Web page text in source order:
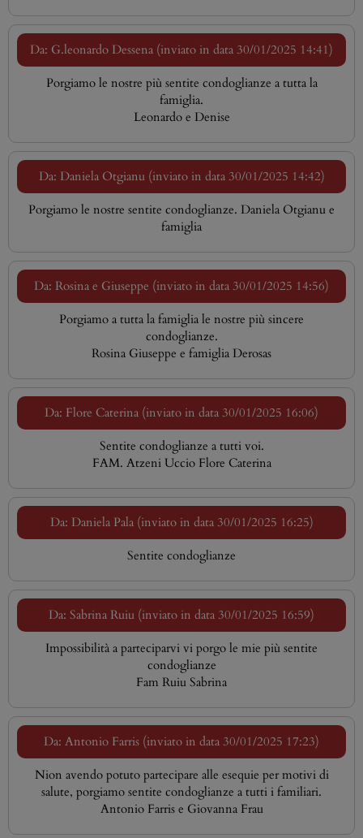
Da: G.leonardo Dessena (inviato in data 30/01/2025 14:41)
Porgiamo le nostre più sentite condoglianze a tutta la
famiglia.
Leonardo e Denise
Da: Daniela Otgianu (inviato in data 30/01/2025 14:42)
Porgiamo le nostre sentite condoglianze. Daniela Otgianu e
famiglia
Da: Rosina e Giuseppe (inviato in data 30/01/2025 14:56)
Porgiamo a tutta la famiglia le nostre più sincere
condoglianze.
Rosina Giuseppe e famiglia Derosas
Da: Flore Caterina (inviato in data 30/01/2025 16:06)
Sentite condoglianze a tutti voi.
FAM. Atzeni Uccio Flore Caterina
Da: Daniela Pala (inviato in data 30/01/2025 16:25)
Sentite condoglianze
Da: Sabrina Ruiu (inviato in data 30/01/2025 16:59)
Impossibilità a parteciparvi vi porgo le mie più sentite
condoglianze
Fam Ruiu Sabrina
Da: Antonio Farris (inviato in data 30/01/2025 17:23)
Nion avendo potuto partecipare alle esequie per motivi di
salute, porgiamo sentite condoglianze a tutti i familiari.
Antonio Farris e Giovanna Frau